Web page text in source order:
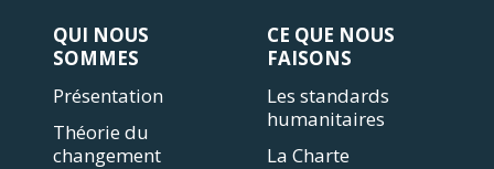
QUI NOUS
SOMMES
Présentation
Théorie du
changement
CE QUE NOUS
FAISONS
Les standards
humanitaires
La Charte